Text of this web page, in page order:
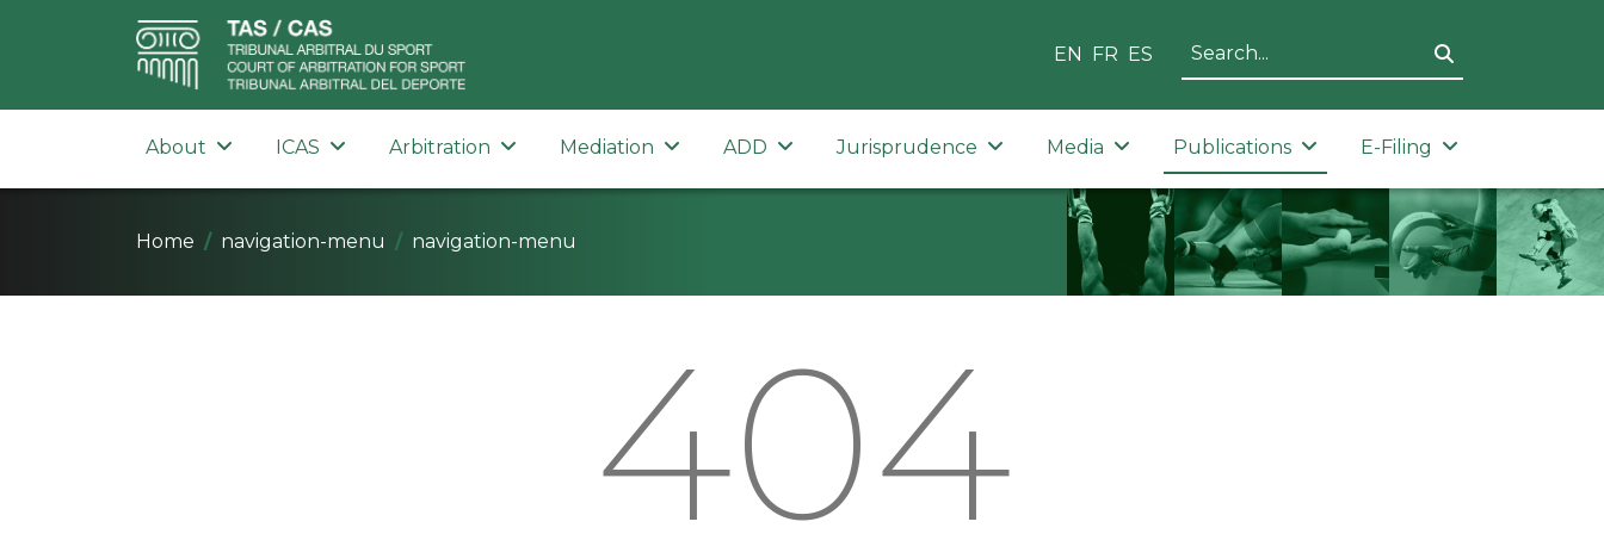
EN FR ES
About ICAS Arbitration Mediation ADD Jurisprudence Media Publications E-Filing
Home navigation-menu navigation-menu
404